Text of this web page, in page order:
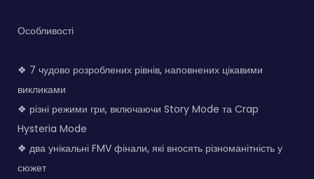
Особливості
❖ 7 чудово розроблених рівнів, наповнених цікавими
викликами
❖ різні режими гри, включаючи Story Mode та Crap
Hysteria Mode
❖ два унікальні FMV фінали, які вносять різноманітність у
сюжет